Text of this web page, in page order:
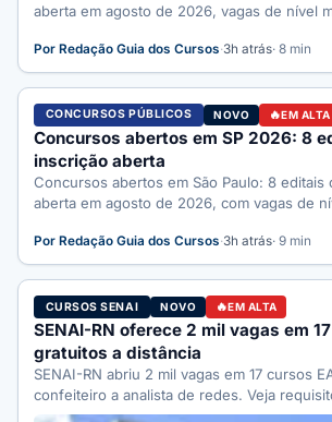
aberta em agosto de 2026, vagas de nível
Por Redação Guia dos Cursos·3h atrás· 8 min
CONCURSOS PÚBLICOS NOVO EM ALTA
Concursos abertos em SP 2026: 8
inscrição aberta
Concursos abertos em São Paulo: 8 editais
aberta em agosto de 2026, com vagas de
Por Redação Guia dos Cursos·3h atrás· 9 min
CURSOS SENAI NOVO EM ALTA
SENAI-RN oferece 2 mil vagas em
gratuitos a distância
SENAI-RN abriu 2 mil vagas em 17 cursos
confeiteiro a analista de redes. Veja